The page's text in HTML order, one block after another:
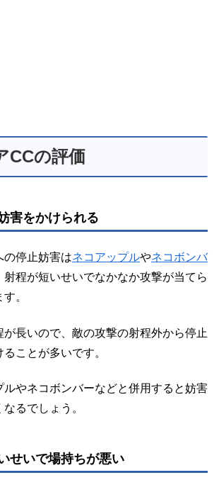
CCの評価
害をかけられる
の停止妨害はネコアップルやネコボンバ
射程が短いせいでなかなか攻撃が当てら
。
が長いので、敵の攻撃の射程外から停止
ことが多いです。
ルやネコボンバーなどと併用すると妨害
るでしょう。
せいで場持ちが悪い